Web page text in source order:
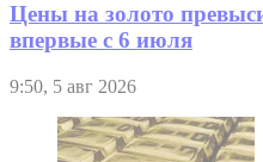
Цены на золото
впервые с 6 июля
9:50, 5 авг 2026